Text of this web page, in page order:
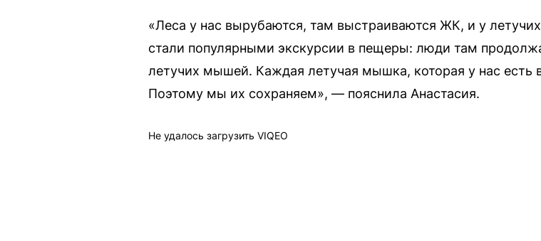
«Леса у нас вырубаются, там выстраиваются ЖК, и у
стали популярными экскурсии в пещеры: люди там
летучих мышей. Каждая летучая мышка, которая у нас есть
Поэтому мы их сохраняем», — пояснила Анастасия.
Не удалось загрузить VIQEO